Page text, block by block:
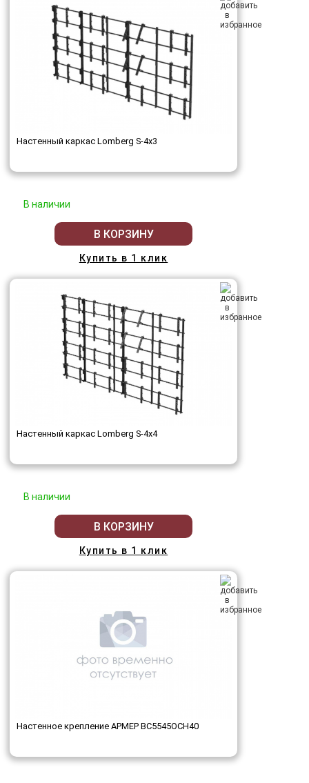
Настенный каркас Lomberg S-4х3
В наличии
В КОРЗИНУ
Купить в 1 клик
Настенный каркас Lomberg S-4х4
В наличии
В КОРЗИНУ
Купить в 1 клик
Настенное крепление АРМЕР ВС5545ОСН40